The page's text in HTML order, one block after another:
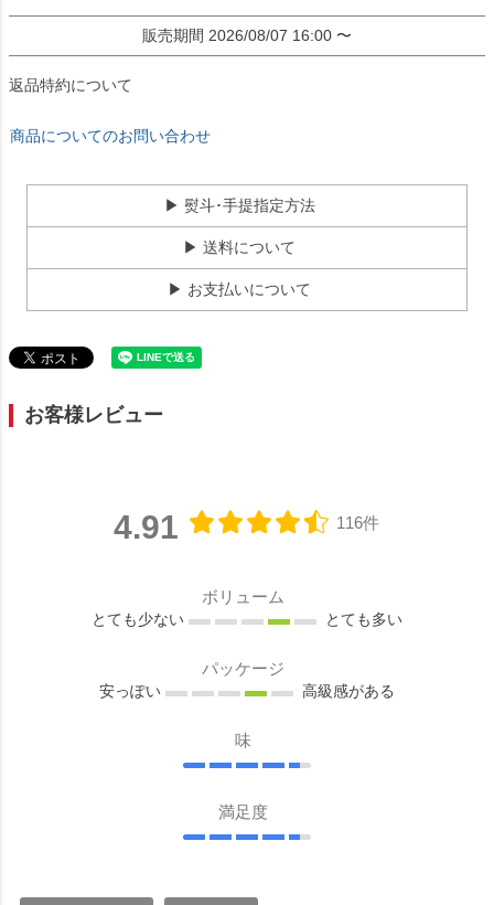
販売期間 2026/08/07 16:00 〜
返品特約について
商品についてのお問い合わせ
▶ 熨斗･手提指定方法
▶ 送料について
▶ お支払いについて
お客様レビュー
4.91 116件
ボリューム
とても少ない とても多い
パッケージ
安っぽい 高級感がある
味
満足度